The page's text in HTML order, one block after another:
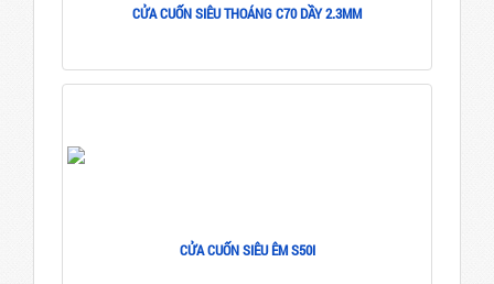
CỬA CUỐN SIÊU THOÁNG C70 DẦY 2.3MM
CỬA CUỐN SIÊU ÊM S50I